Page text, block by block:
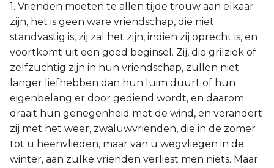
1. Vrienden moeten te allen tijde trouw aan elkaar
zijn, het is geen ware vriendschap, die niet
standvastig is, zij zal het zijn, indien zij oprecht is, en
voortkomt uit een goed beginsel. Zij, die grilziek of
zelfzuchtig zijn in hun vriendschap, zullen niet
langer liefhebben dan hun luim duurt of hun
eigenbelang er door gediend wordt, en daarom
draait hun genegenheid met de wind, en verandert
zij met het weer, zwaluwvrienden, die in de zomer
tot u heenvlieden, maar van u wegvliegen in de
winter, aan zulke vrienden verliest men niets. Maar